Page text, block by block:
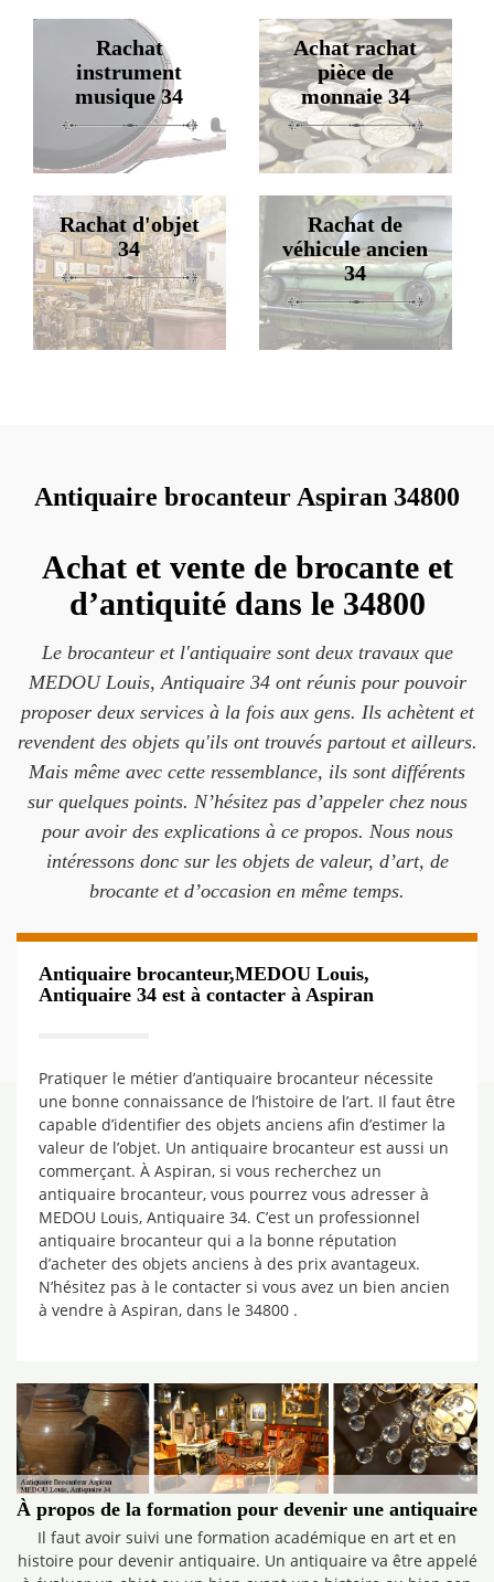
Rachat
instrument
musique 34
Achat rachat
pièce de
monnaie 34
Rachat d'objet
34
Rachat de
véhicule ancien
34
Antiquaire brocanteur Aspiran 34800
Achat et vente de brocante et
d’antiquité dans le 34800
Le brocanteur et l'antiquaire sont deux travaux que
MEDOU Louis, Antiquaire 34 ont réunis pour pouvoir
proposer deux services à la fois aux gens. Ils achètent et
revendent des objets qu'ils ont trouvés partout et ailleurs.
Mais même avec cette ressemblance, ils sont différents
sur quelques points. N’hésitez pas d’appeler chez nous
pour avoir des explications à ce propos. Nous nous
intéressons donc sur les objets de valeur, d’art, de
brocante et d’occasion en même temps.
Antiquaire brocanteur,MEDOU Louis,
Antiquaire 34 est à contacter à Aspiran
Pratiquer le métier d’antiquaire brocanteur nécessite
une bonne connaissance de l’histoire de l’art. Il faut être
capable d’identifier des objets anciens afin d’estimer la
valeur de l’objet. Un antiquaire brocanteur est aussi un
commerçant. À Aspiran, si vous recherchez un
antiquaire brocanteur, vous pourrez vous adresser à
MEDOU Louis, Antiquaire 34. C’est un professionnel
antiquaire brocanteur qui a la bonne réputation
d’acheter des objets anciens à des prix avantageux.
N’hésitez pas à le contacter si vous avez un bien ancien
à vendre à Aspiran, dans le 34800 .
À propos de la formation pour devenir une antiquaire
Il faut avoir suivi une formation académique en art et en
histoire pour devenir antiquaire. Un antiquaire va être appelé